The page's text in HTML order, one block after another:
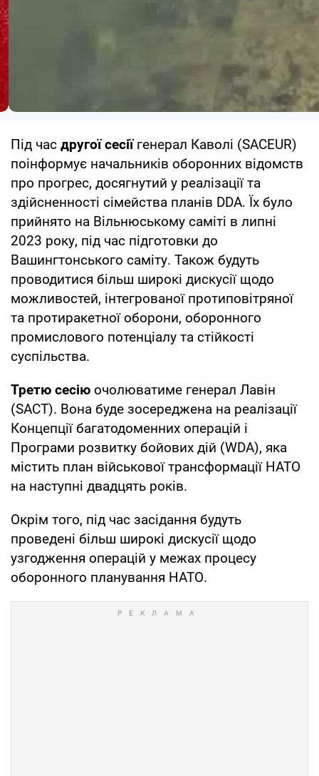
Під час другої сесіїгенерал Каволі (SACEUR)
поінформує начальників оборонних відомств
про прогрес, досягнутий у реалізації та
здійсненності сімейства планів DDA. Їх було
прийнято на Вільнюському саміті в липні
2023 року, під час підготовки до
Вашингтонського саміту. Також будуть
проводитися більш широкі дискусії щодо
можливостей, інтегрованої протиповітряної
та протиракетної оборони, оборонного
промислового потенціалу та стійкості
суспільства.
Третю сесію очолюватиме генерал Лавін
(SACT). Вона буде зосереджена на реалізації
Концепції багатодоменних операцій і
Програми розвитку бойових дій (WDA), яка
містить план військової трансформації НАТО
на наступні двадцять років.
Окрім того, під час засідання будуть
проведені більш широкі дискусії щодо
узгодження операцій у межах процесу
оборонного планування НАТО.